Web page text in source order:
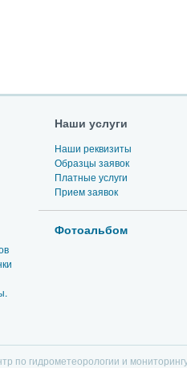
Наши услуги
Наши реквизиты
Образцы заявок
Платные услуги
Прием заявок
Фотоальбом
по гидрометеорологии и